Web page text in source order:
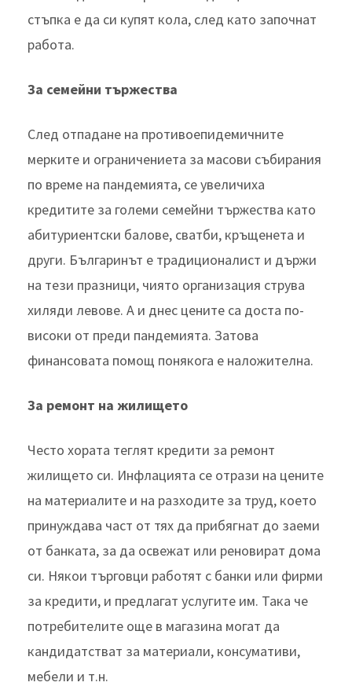
стъпка е да си купят кола, след като започнат
работа.
За семейни тържества
След отпадане на противоепидемичните
мерките и ограничениета за масови събирания
по време на пандемията, се увеличиха
кредитите за големи семейни тържества като
абитуриентски балове, сватби, кръщенета и
други. Българинът е традиционалист и държи
на тези празници, чиято организация струва
хиляди левове. А и днес цените са доста по-
високи от преди пандемията. Затова
финансовата помощ понякога е наложителна.
За ремонт на жилището
Често хората теглят кредити за ремонт
жилището си. Инфлацията се отрази на цените
на материалите и на разходите за труд, което
принуждава част от тях да прибягнат до заеми
от банката, за да освежат или реновират дома
си. Някои търговци работят с банки или фирми
за кредити, и предлагат услугите им. Така че
потребителите още в магазина могат да
кандидатстват за материали, консумативи,
мебели и т.н.